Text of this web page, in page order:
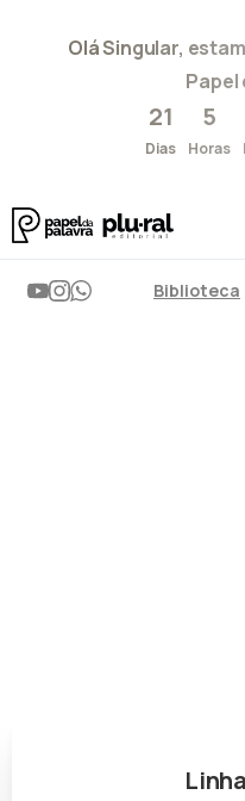
Olá Singular,
Papel
21
Dias
5
Horas
Biblioteca